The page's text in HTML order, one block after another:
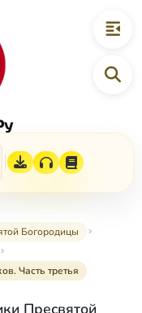
Богородицы
Часть третья
Пресвятой